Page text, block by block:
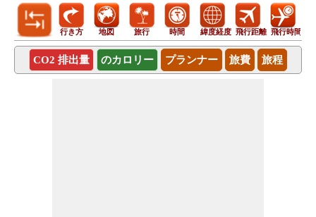
行き方 地図 旅行 時間 緯度経度 飛行距離 飛行時間
CO2 排出量 のカロリー プランナー 旅費 旅程